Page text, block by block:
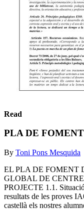
Read
PLA DE
By Toni Pons Mesquida
EL PLA DE FOMENT
GLOBAL DE
PROJECTE 1.1.
resultats de les proves
castellà els nostres